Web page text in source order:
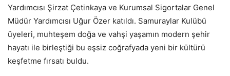
Yardımcısı Şirzat Çetinkaya ve Kurumsal Sigortalar Genel
Müdür Yardımcısı Uğur Özer katıldı. Samuraylar Kulübü
üyeleri, muhteşem doğa ve vahşi yaşamın modern şehir
hayatı ile birleştiği bu eşsiz coğrafyada yeni bir kültürü
keşfetme fırsatı buldu.